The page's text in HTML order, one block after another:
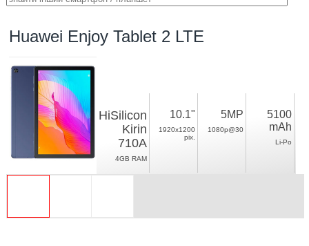
Huawei Enjoy Tablet 2 LTE
HiSilicon
Kirin
710A
4GB RAM
10.1"
1920x1200
pix.
5MP
1080p@30
5100
mAh
Li-Po